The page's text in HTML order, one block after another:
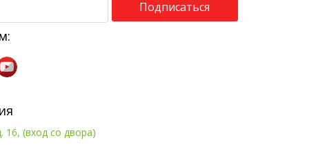
Подписаться
16, (вход со двора)